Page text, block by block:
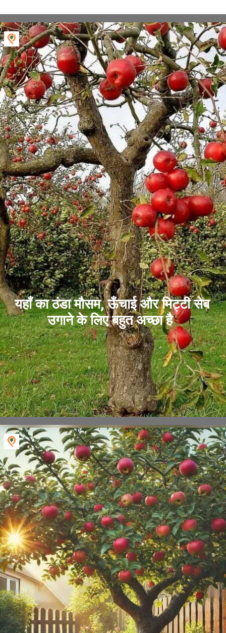
यहाँ का ठंडा मौसम, ऊँचाई और मिट्टी सेब
उगाने के लिए बहुत अच्छा है